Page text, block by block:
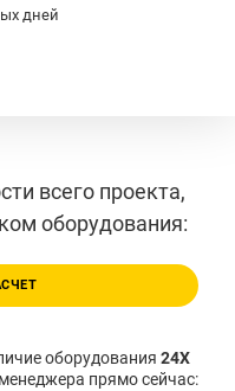
дней
всего проекта,
оборудования:
оборудования 24X
прямо сейчас: